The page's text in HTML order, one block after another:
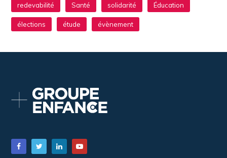
redevabilité Santé solidarité Éducation
élections étude évènement